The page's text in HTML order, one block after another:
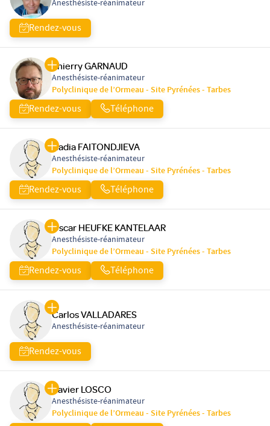
Anesthésiste-réanimateur
Rendez-vous
Thierry GARNAUD
Anesthésiste-réanimateur
Polyclinique de l’Ormeau - Site Pyrénées - Tarbes
Rendez-vous Téléphone
Nadia FAITONDJIEVA
Anesthésiste-réanimateur
Polyclinique de l’Ormeau - Site Pyrénées - Tarbes
Rendez-vous Téléphone
Oscar HEUFKE KANTELAAR
Anesthésiste-réanimateur
Polyclinique de l’Ormeau - Site Pyrénées - Tarbes
Rendez-vous Téléphone
Carlos VALLADARES
Anesthésiste-réanimateur
Rendez-vous
Xavier LOSCO
Anesthésiste-réanimateur
Polyclinique de l’Ormeau - Site Pyrénées - Tarbes